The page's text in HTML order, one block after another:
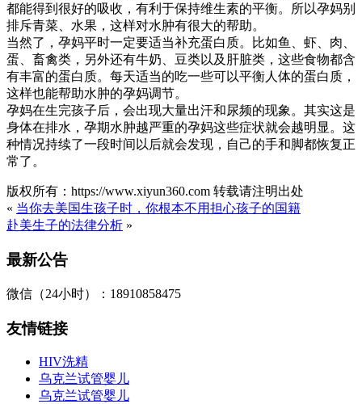
都能得到很好的吸收，有利于保持维生素的平衡。所以孕妈别
排斥青菜、水果，这样对水肿有很大的帮助。
当然了，孕妈平时一定要适当补充蛋白质。比如鱼、虾、肉、
蛋、畜禽类，另外还有牛奶、豆类以及肝脏类，这些食物都含
有丰富的蛋白质。每天适当的吃一些可以平衡人体的蛋白质，
这样也能帮助水肿的孕妈调节。
孕妈在生完孩子后，会出现大量出汗和尿频的现象。其实这是
身体在排水，孕期水肿越严重的孕妈这些症状就会越明显。这
种情况持续了一段时间以后就会发现，自己的手和脚都恢复正
常了。
版权所有：https://www.xiyun360.com 转载请注明出处
« 当你去美国生孩子时，你根本不用担心孩子的国籍
赴美生子的法律分析 »
最新公告
微信（24小时）：18910858475
友情链接
HIV洗精
乌克兰试管婴儿
乌克兰试管婴儿